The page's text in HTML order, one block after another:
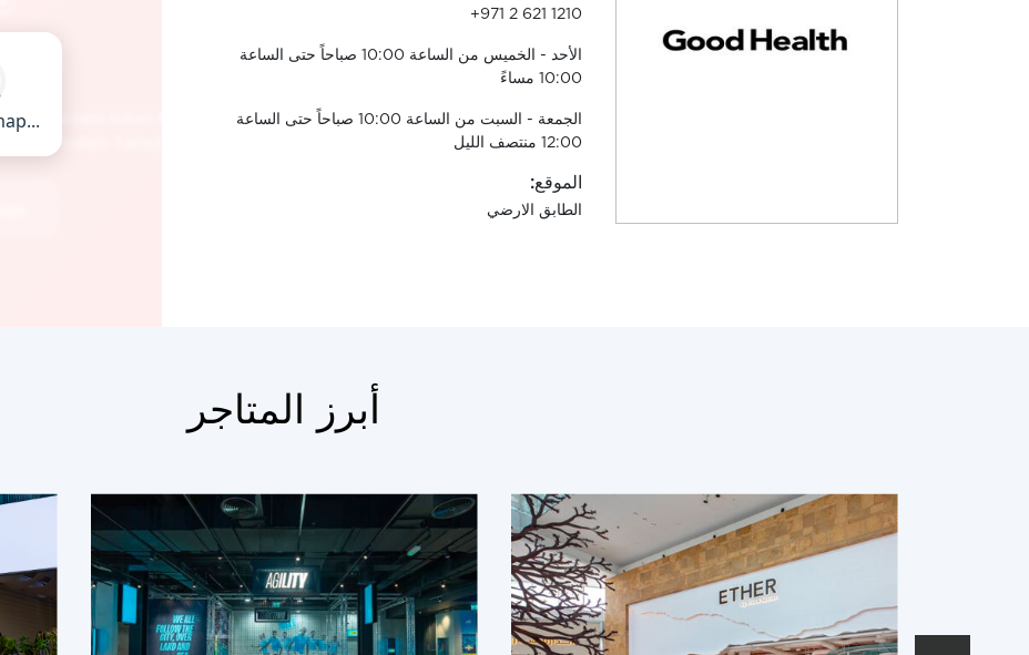
+971 2 621 1210
الأحد - الخميس من الساعة 10:00 صباحاً حتى الساعة
10:00 مساءً
الجمعة - السبت من الساعة 10:00 صباحاً حتى الساعة
12:00 منتصف الليل
الموقع:
الطابق الارضي
أبرز المتاجر